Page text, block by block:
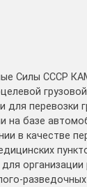
Силы СССР
перевозки
на базе
в качестве